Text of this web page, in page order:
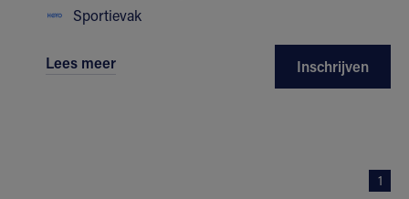
Sportievak
Lees meer Inschrijven
1